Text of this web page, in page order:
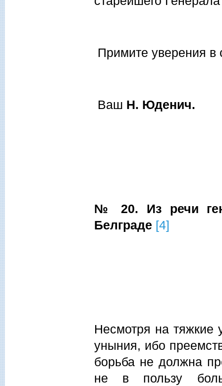
Примите уверения в
Ваш Н. Юденич.
№ 20. Из речи
Белграде [4]
Несмотря на тяжкие
уныния, ибо
борьба не должна
не в пользу